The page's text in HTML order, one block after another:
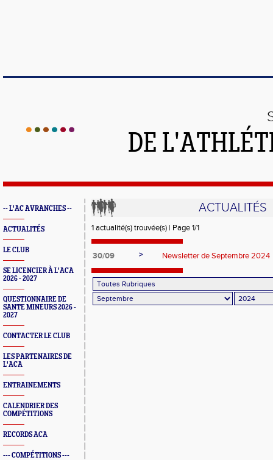
DE
-- L'AC AVRANCHES --
ACTUALITÉS
LE CLUB
SE LICENCIER À L'ACA
2026 - 2027
QUESTIONNAIRE DE
SANTE MINEURS 2026 -
2027
CONTACTER LE CLUB
LES PARTENAIRES DE
L'ACA
ENTRAINEMENTS
CALENDRIER DES
COMPÉTITIONS
RECORDS ACA
--- COMPÉTITIONS ---
ACTUALITÉS
1 actualité(s) trouvée(s) | Page 1/1
30/09 > Newsletter de Septembre 2024